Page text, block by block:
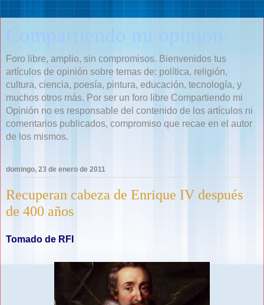
Compartiendo mi opinión
Foro libre, amplio, sin compromisos. Bienvenidos tus
artículos de opinión sobre temas de: política, religión,
cultura, ciencia, poesía, pintura, educación, tecnología, y
muchos otros más. Por ser un foro libre Compartiendo mi
Opinión no es responsable del contenido de los artículos ni
comentarios publicados, compromiso que recae en el autor
de los mismos.
domingo, 23 de enero de 2011
Recuperan cabeza de Enrique IV después
de 400 años
Tomado de RFI